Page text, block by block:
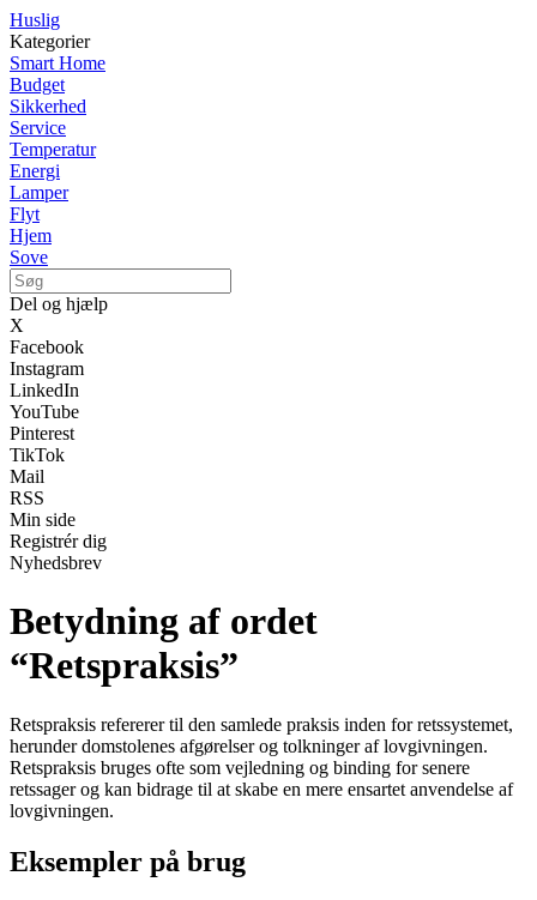
Huslig
Kategorier
Smart Home
Budget
Sikkerhed
Service
Temperatur
Energi
Lamper
Flyt
Hjem
Sove
Del og hjælp
X
Facebook
Instagram
LinkedIn
YouTube
Pinterest
TikTok
Mail
RSS
Min side
Registrér dig
Nyhedsbrev
Betydning af ordet
“Retspraksis”
Retspraksis refererer til den samlede praksis inden for retssystemet,
herunder domstolenes afgørelser og tolkninger af lovgivningen.
Retspraksis bruges ofte som vejledning og binding for senere
retssager og kan bidrage til at skabe en mere ensartet anvendelse af
lovgivningen.
Eksempler på brug